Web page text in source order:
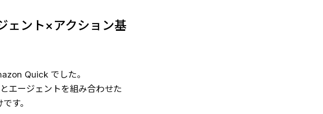
ェント×アクション基
Quick でした。
エージェントを組み合わせた
す。